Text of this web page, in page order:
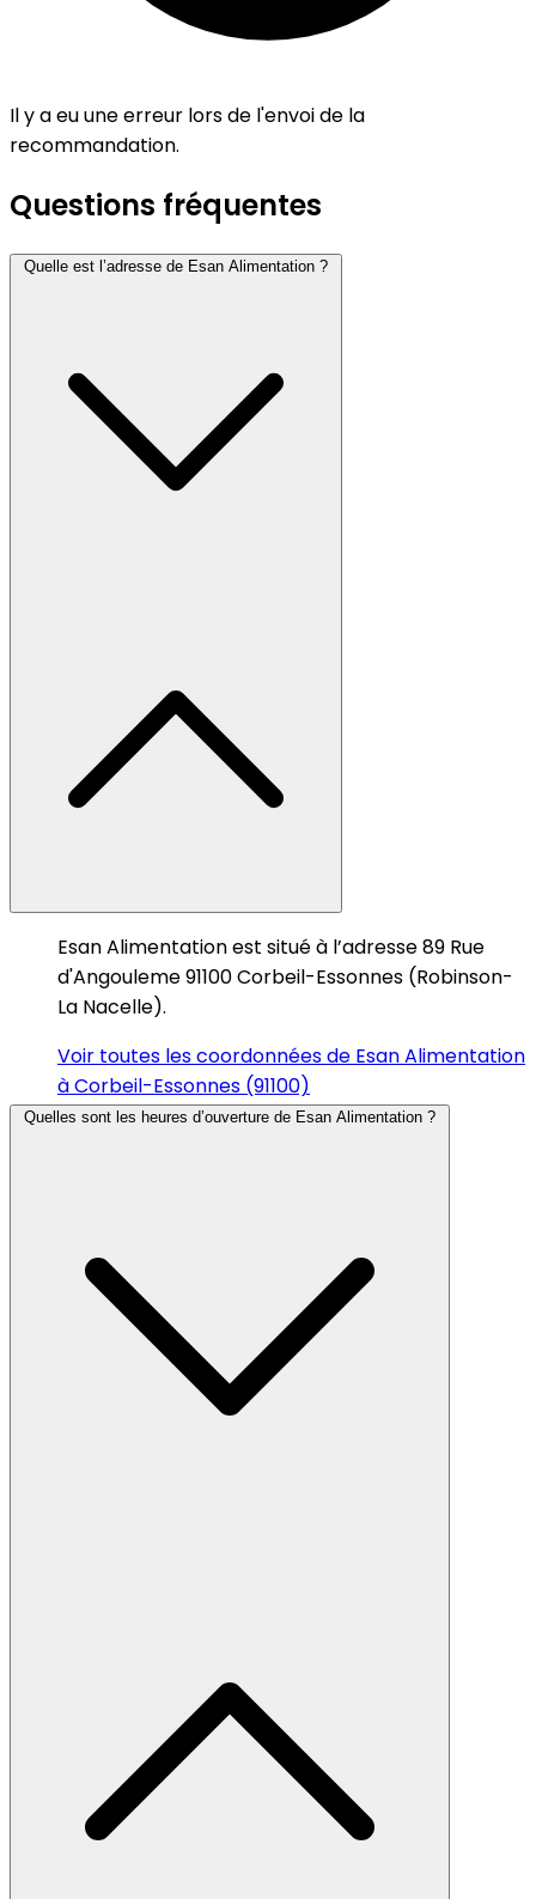
Il y a eu une erreur lors de l'envoi de la
recommandation.
Questions fréquentes
Quelle est l’adresse de Esan Alimentation ?
Esan Alimentation est situé à l’adresse 89 Rue
d'Angouleme 91100 Corbeil-Essonnes (Robinson-
La Nacelle).
Voir toutes les coordonnées de Esan Alimentation
à Corbeil-Essonnes (91100)
Quelles sont les heures d’ouverture de Esan Alimentation ?